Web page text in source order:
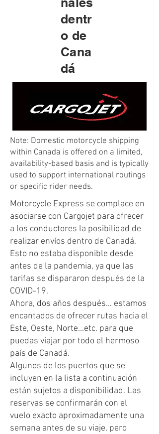
dentr
o de
Cana
dá
Note: Domestic motorcycle shipping
within Canada is offered on a limited,
availability-based basis and is typically
used to support international routings
or specific rider needs.
Motorcycle Express se complace en
asociarse con Cargojet para ofrecer
a los conductores la posibilidad de
realizar envíos dentro de Canadá.
Esto no estaba disponible desde
antes de la pandemia, ya que las
tarifas se dispararon después de la
COVID-19.
Ahora, dos años después… estamos
encantados de ofrecer rutas hacia el
Este, Oeste, Norte...etc. para que
puedas viajar por todo el hermoso
país de Canadá.
Algunos de los puertos que se
incluyen en la lista a continuación
están sujetos a disponibilidad. Las
reservas se confirmarán con el
vuelo exacto aproximadamente una
semana antes de su viaje, pero